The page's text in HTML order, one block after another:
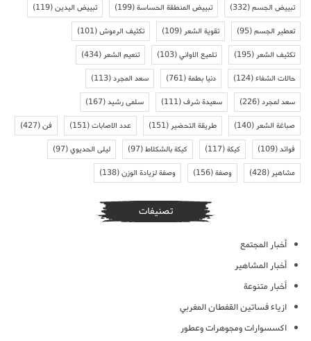
تبييض الجسم(332) تبييض المنطقة الحساسة(199) تبييض اليدين(119)
تعطير الجسم(95) تقوية الشعر(109) تكثيف الرموش(101)
تكثيف الشعر(195) تلميع الاواني(103) تنعيم الشعر(434)
حالات الشفاء(124) دنيا بطمة(761) سعد المجرد(113)
سعد لمجرد(226) سعيدة شرف(111) سلمى رشيد(167)
صباغة الشعر(140) طريقة التحضير(151) عدد الاصابات(151) فن(427)
فوائد(109) كيكة(117) كيكة بالشكلاط(97) ليلى الحديوي(97)
مشاهير(428) وصفة(156) وصفة لزيادة الوزن(138)
تصنيفات
أخبار المجتمع
أخبار المشاهير
أخبار متنوعة
ازياء فساتين القفطان المغربي
اكسسوارات ومجوهرات وعطور